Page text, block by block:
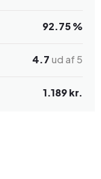
92.75 %
4.7 ud af 5
1.189 kr.